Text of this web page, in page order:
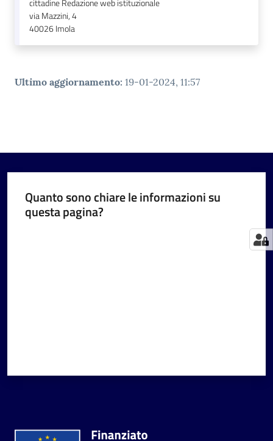
cittadine Redazione web istituzionale
via Mazzini, 4
40026Imola
Ultimo aggiornamento: 19-01-2024, 11:57
Quanto sono chiare le informazioni su
questa pagina?